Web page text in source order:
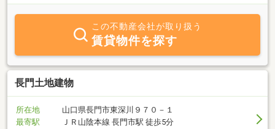
この不動産会社が取り扱う
賃貸物件を探す
長門土地建物
所在地
山口県長門市東深川９７０－１
最寄駅
ＪＲ山陰本線 長門市駅 徒歩5分